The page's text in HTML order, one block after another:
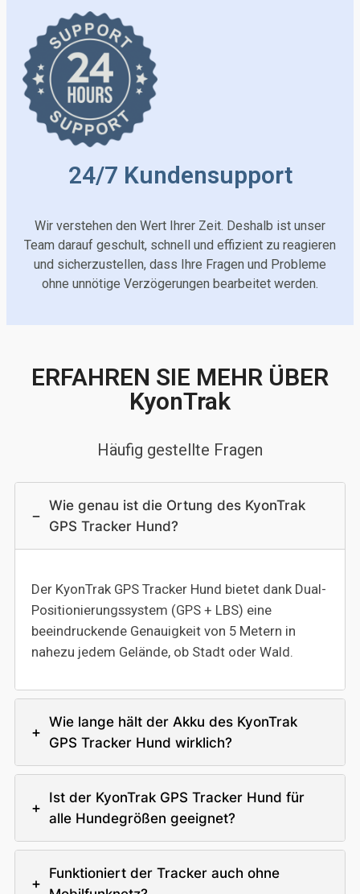
24/7 Kundensupport
Wir verstehen den Wert Ihrer Zeit. Deshalb ist unser
Team darauf geschult, schnell und effizient zu reagieren
und sicherzustellen, dass Ihre Fragen und Probleme
ohne unnötige Verzögerungen bearbeitet werden.
ERFAHREN SIE MEHR ÜBER
KyonTrak
Häufig gestellte Fragen
−
Wie genau ist die Ortung des KyonTrak
GPS Tracker Hund?
Der KyonTrak GPS Tracker Hund bietet dank Dual-
Positionierungssystem (GPS + LBS) eine
beeindruckende Genauigkeit von 5 Metern in
nahezu jedem Gelände, ob Stadt oder Wald.
+
Wie lange hält der Akku des KyonTrak
GPS Tracker Hund wirklich?
+
Ist der KyonTrak GPS Tracker Hund für
alle Hundegrößen geeignet?
+
Funktioniert der Tracker auch ohne